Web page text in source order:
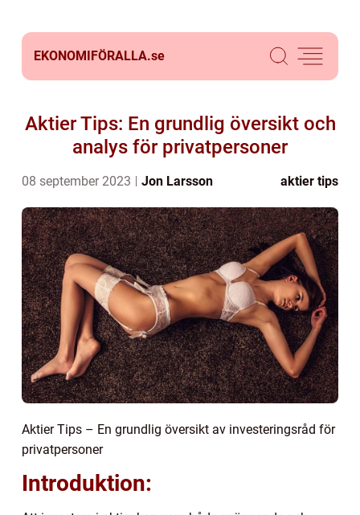
EKONOMIFÖRALLA.se
Aktier Tips: En grundlig översikt och
analys för privatpersoner
08 september 2023 Jon Larsson aktier tips
Aktier Tips – En grundlig översikt av investeringsråd för
privatpersoner
Introduktion: